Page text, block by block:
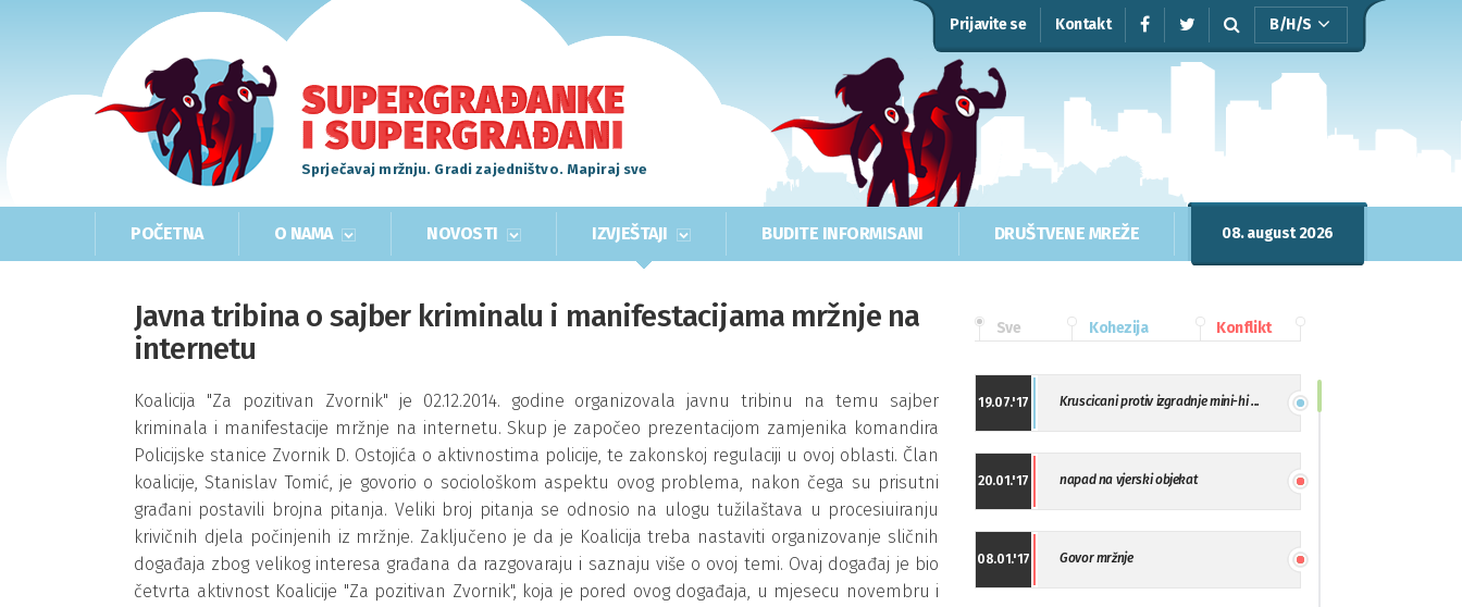
Prijavite se Kontakt B/H/S
Sprječavaj mržnju. Gradi zajedništvo. Mapiraj sve
POČETNA O NAMA NOVOSTI IZVJEŠTAJI BUDITE INFORMISANI DRUŠTVENE MREŽE 08. august 2026
Javna tribina o sajber kriminalu i manifestacijama mržnje na
internetu
Koalicija "Za pozitivan Zvornik" je 02.12.2014. godine organizovala javnu tribinu na temu sajber
kriminala i manifestacije mržnje na internetu. Skup je započeo prezentacijom zamjenika komandira
Policijske stanice Zvornik D. Ostojića o aktivnostima policije, te zakonskoj regulaciji u ovoj oblasti. Član
koalicije, Stanislav Tomić, je govorio o sociološkom aspektu ovog problema, nakon čega su prisutni
građani postavili brojna pitanja. Veliki broj pitanja se odnosio na ulogu tužilaštava u procesiuiranju
krivičnih djela počinjenih iz mržnje. Zaključeno je da je Koalicija treba nastaviti organizovanje sličnih
događaja zbog velikog interesa građana da razgovaraju i saznaju više o ovoj temi. Ovaj događaj je bio
četvrta aktivnost Koalicije "Za pozitivan Zvornik", koja je pored ovog događaja, u mjesecu novembru i
Sve Kohezija Konflikt
19.07.'17 Kruscicani protiv izgradnje mini-hi ...
20.01.'17 napad na vjerski objekat
08.01.'17 Govor mržnje